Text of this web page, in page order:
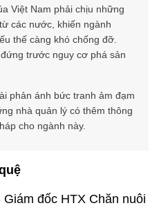
Việt Nam phải chịu những
các nước, khiến ngành
thế càng khó chống đỡ.
trước nguy cơ phá sản
phản ánh bức tranh ảm đạm
nhà quản lý có thêm thông
cho ngành này.
đốc HTX Chăn nuôi